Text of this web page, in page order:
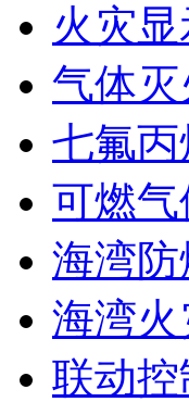
火灾
气体
七氟
可燃
海湾
海湾
联动